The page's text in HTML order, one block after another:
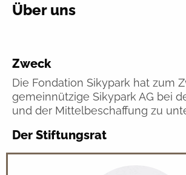
Über uns
Zweck
Die Fondation Sikypark hat zum
gemeinnützige Sikypark AG bei
und der Mittelbeschaffung zu
Der Stiftungsrat